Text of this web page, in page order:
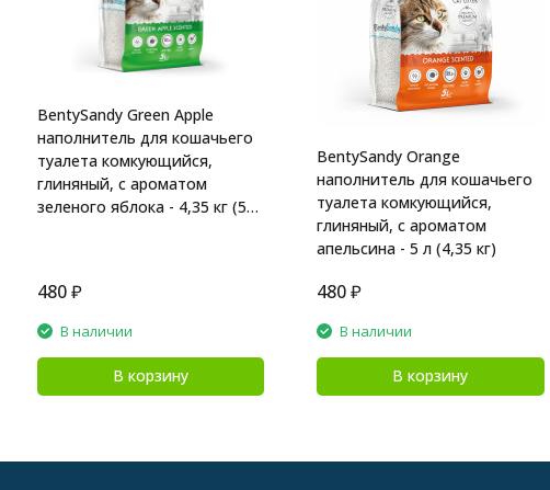
BentySandy Green Apple
наполнитель для кошачьего
туалета комкующийся,
глиняный, с ароматом
зеленого яблока - 4,35 кг (5
480₽
В наличии
В корзину
BentySandy Orange
наполнитель для кошачьего
туалета комкующийся,
глиняный, с ароматом
апельсина - 5 л (4,35 кг)
480₽
В наличии
В корзину